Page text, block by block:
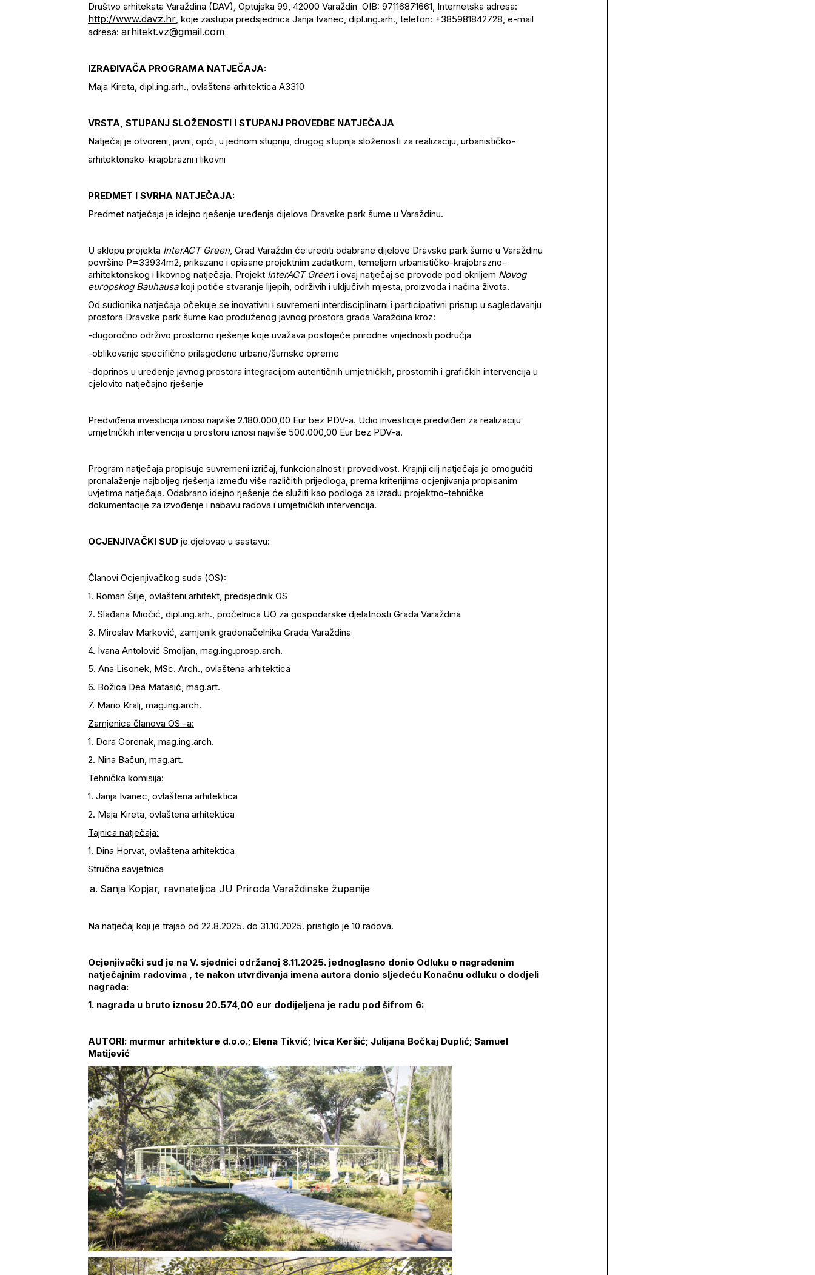
Društvo arhitekata Varaždina (DAV), Optujska 99, 42000 Varaždin OIB: 97116871661, Internetska adresa:
http://www.davz.hr, koje zastupa predsjednica Janja Ivanec, dipl.ing.arh., telefon: +385981842728, e-mail
adresa: arhitekt.vz@gmail.com
IZRAĐIVAČA PROGRAMA NATJEČAJA:
Maja Kireta, dipl.ing.arh., ovlaštena arhitektica A3310
VRSTA, STUPANJ SLOŽENOSTI I STUPANJ PROVEDBE NATJEČAJA
Natječaj je otvoreni, javni, opći, u jednom stupnju, drugog stupnja složenosti za realizaciju, urbanističko-
arhitektonsko-krajobrazni i likovni
PREDMET I SVRHA NATJEČAJA:
Predmet natječaja je idejno rješenje uređenja dijelova Dravske park šume u Varaždinu.
U sklopu projekta InterACT Green, Grad Varaždin će urediti odabrane dijelove Dravske park šume u Varaždinu
površine P=33934m2, prikazane i opisane projektnim zadatkom, temeljem urbanističko-krajobrazno-
arhitektonskog i likovnog natječaja. Projekt InterACT Greeni ovaj natječaj se provode pod okriljem Novog
europskog Bauhausakoji potiče stvaranje lijepih, održivih i uključivih mjesta, proizvoda i načina života.
Od sudionika natječaja očekuje se inovativni i suvremeni interdisciplinarni i participativni pristup u sagledavanju
prostora Dravske park šume kao produženog javnog prostora grada Varaždina kroz:
-dugoročno održivo prostorno rješenje koje uvažava postojeće prirodne vrijednosti područja
-oblikovanje specifično prilagođene urbane/šumske opreme
-doprinos u uređenje javnog prostora integracijom autentičnih umjetničkih, prostornih i grafičkih intervencija u
cjelovito natječajno rješenje
Predviđena investicija iznosi najviše 2.180.000,00 Eur bez PDV-a. Udio investicije predviđen za realizaciju
umjetničkih intervencija u prostoru iznosi najviše 500.000,00 Eur bez PDV-a.
Program natječaja propisuje suvremeni izričaj, funkcionalnost i provedivost. Krajnji cilj natječaja je omogućiti
pronalaženje najboljeg rješenja između više različitih prijedloga, prema kriterijima ocjenjivanja propisanim
uvjetima natječaja. Odabrano idejno rješenje će služiti kao podloga za izradu projektno-tehničke
dokumentacije za izvođenje i nabavu radova i umjetničkih intervencija.
OCJENJIVAČKI SUD je djelovao u sastavu:
Članovi Ocjenjivačkog suda (OS):
1. Roman Šilje, ovlašteni arhitekt, predsjednik OS
2. Slađana Miočić, dipl.ing.arh., pročelnica UO za gospodarske djelatnosti Grada Varaždina
3. Miroslav Marković, zamjenik gradonačelnika Grada Varaždina
4. Ivana Antolović Smoljan, mag.ing.prosp.arch.
5. Ana Lisonek, MSc. Arch., ovlaštena arhitektica
6. Božica Dea Matasić, mag.art.
7. Mario Kralj, mag.ing.arch.
Zamjenica članova OS -a:
1. Dora Gorenak, mag.ing.arch.
2. Nina Bačun, mag.art.
Tehnička komisija:
1. Janja Ivanec, ovlaštena arhitektica
2. Maja Kireta, ovlaštena arhitektica
Tajnica natječaja:
1. Dina Horvat, ovlaštena arhitektica
Stručna savjetnica
Sanja Kopjar, ravnateljica JU Priroda Varaždinske županije
Na natječaj koji je trajao od 22.8.2025. do 31.10.2025. pristiglo je 10 radova.
Ocjenjivački sud je na V. sjednici održanoj 8.11.2025. jednoglasno donio Odluku o nagrađenim
natječajnim radovima , te nakon utvrđivanja imena autora donio sljedeću Konačnu odluku o dodjeli
nagrada:
1. nagrada u bruto iznosu 20.574,00 eur dodijeljena je radu pod šifrom 6:
AUTORI: murmur arhitekture d.o.o.; Elena Tikvić; Ivica Keršić; Julijana Bočkaj Duplić; Samuel
Matijević